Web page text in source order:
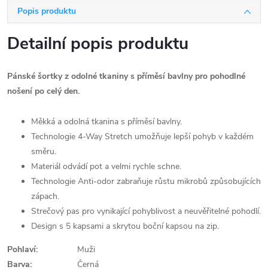
Popis produktu
Detailní popis produktu
Pánské šortky z odolné tkaniny s příměsí bavlny pro pohodlné
nošení po celý den.
Měkká a odolná tkanina s příměsí bavlny.
Technologie 4-Way Stretch umožňuje lepší pohyb v každém
směru.
Materiál odvádí pot a velmi rychle schne.
Technologie Anti-odor zabraňuje růstu mikrobů způsobujících
zápach.
Strečový pas pro vynikající pohyblivost a neuvěřitelné pohodlí.
Design s 5 kapsami a skrytou boční kapsou na zip.
Pohlaví:
Muži
Barva:
Černá